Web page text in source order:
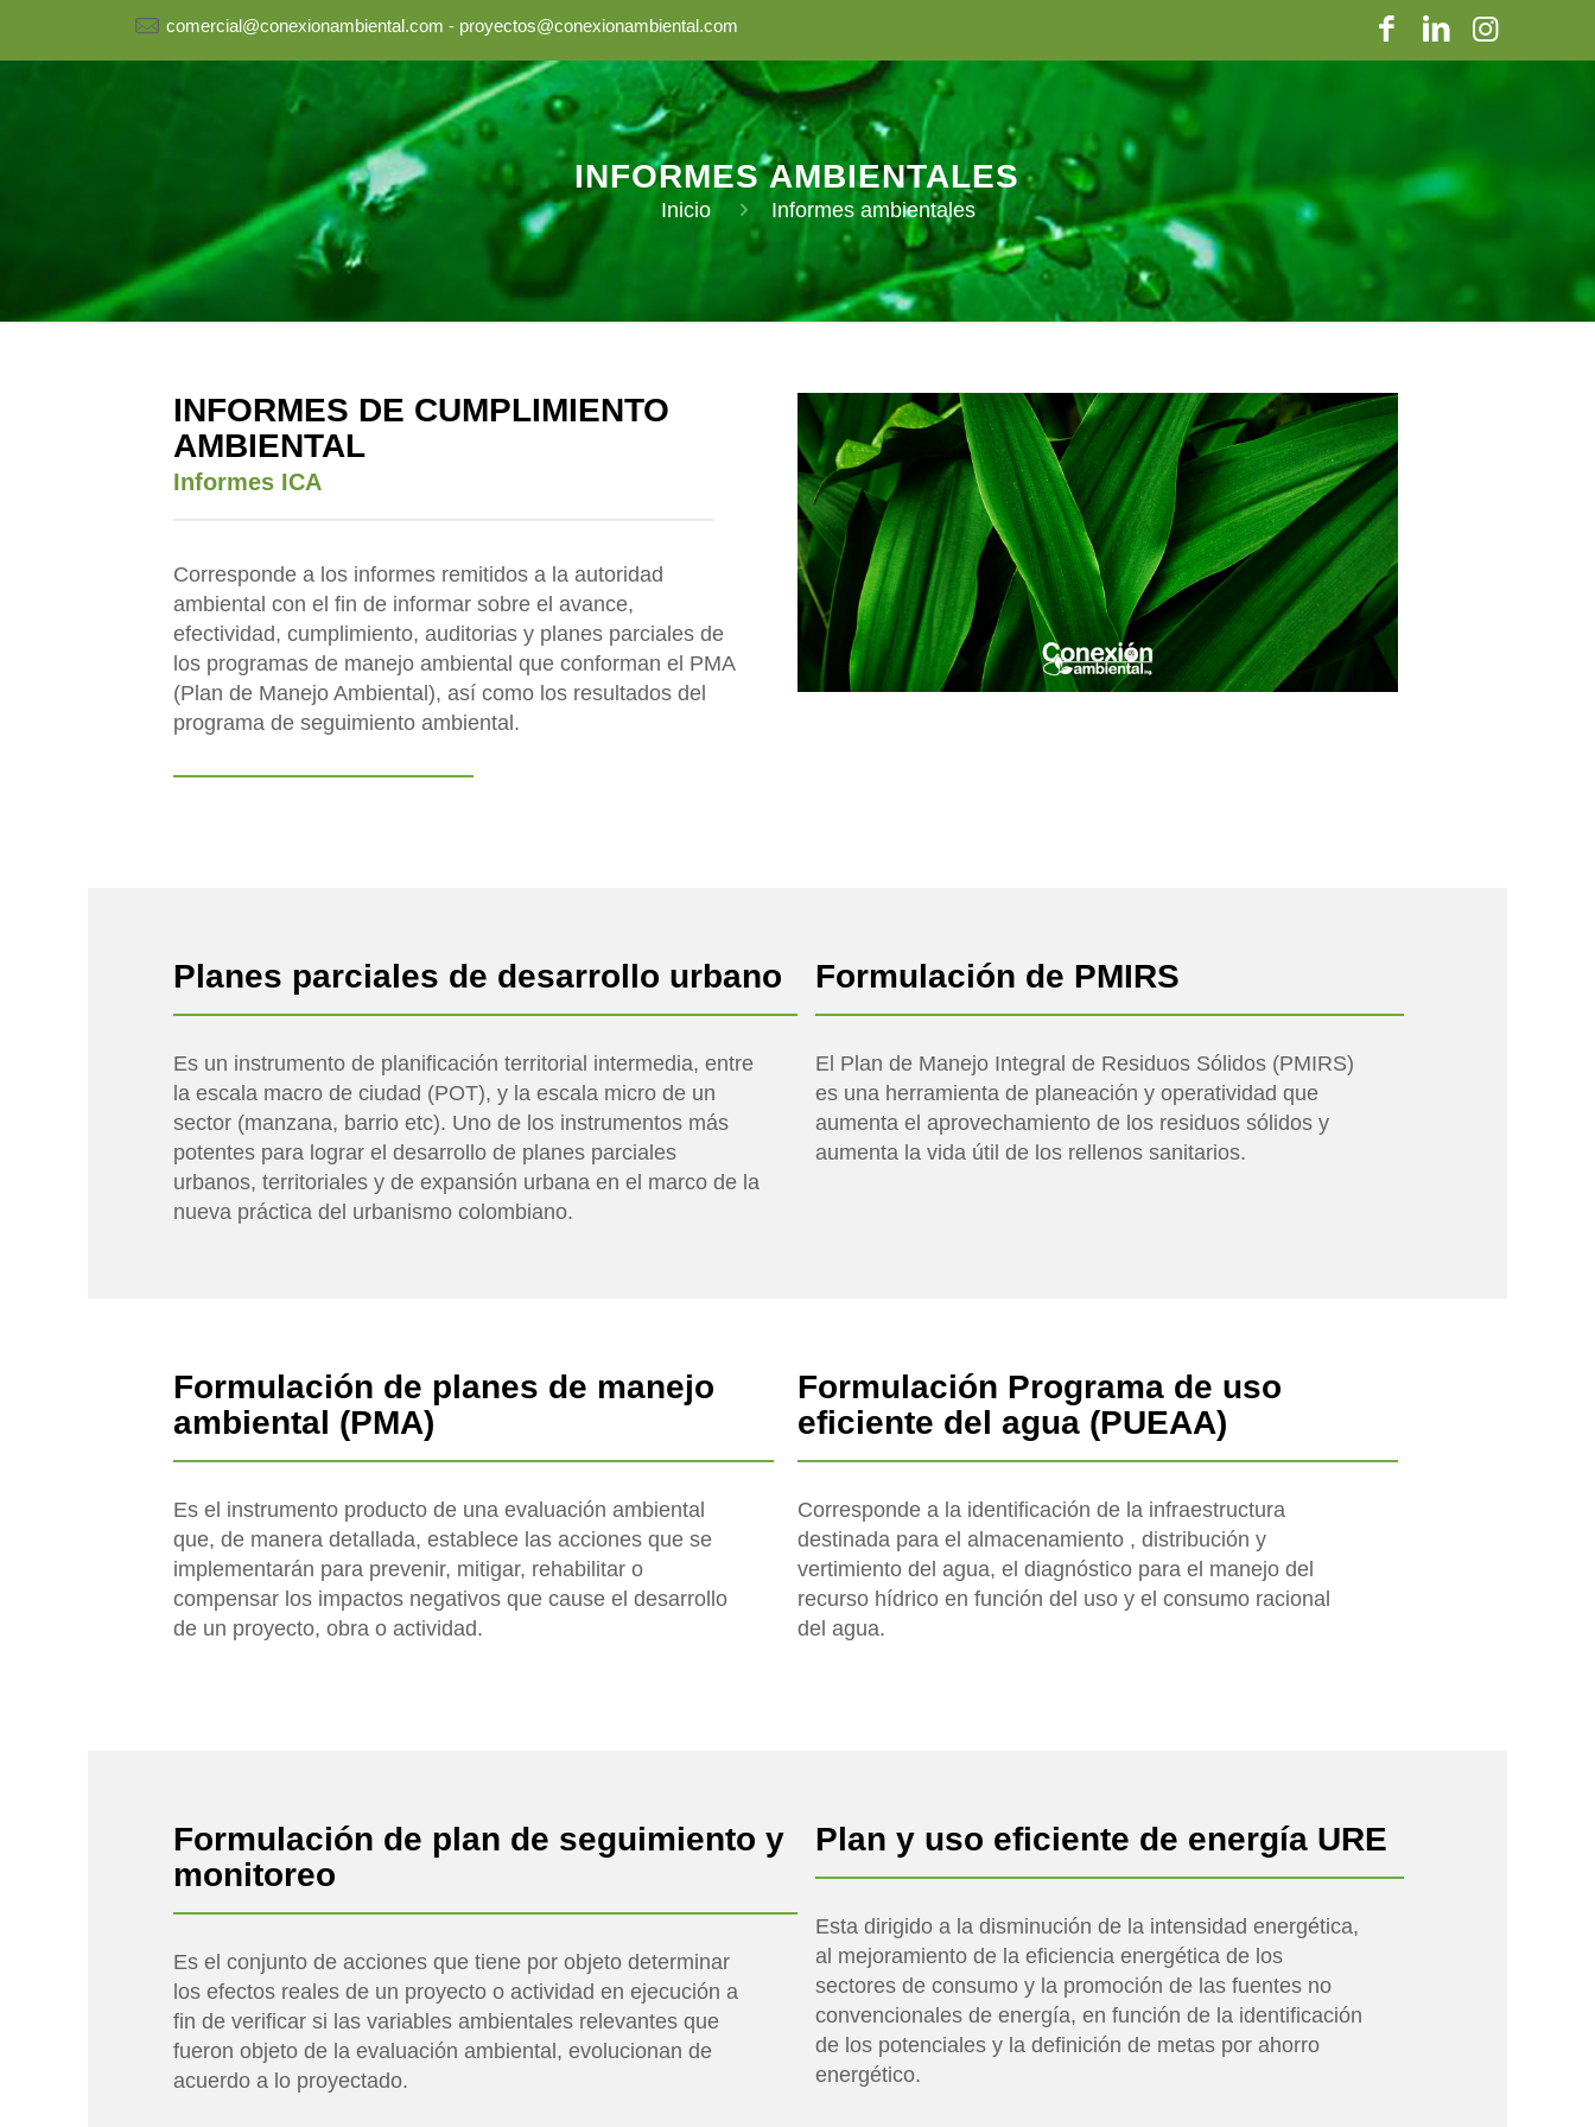
comercial@conexionambiental.com - proyectos@conexionambiental.com
INFORMES AMBIENTALES
Inicio Informes ambientales
INFORMES DE CUMPLIMIENTO
AMBIENTAL
Informes ICA
Corresponde a los informes remitidos a la autoridad
ambiental con el fin de informar sobre el avance,
efectividad, cumplimiento, auditorias y planes parciales de
los programas de manejo ambiental que conforman el PMA
(Plan de Manejo Ambiental), así como los resultados del
programa de seguimiento ambiental.
Planes parciales de desarrollo urbano
Es un instrumento de planificación territorial intermedia, entre
la escala macro de ciudad (POT), y la escala micro de un
sector (manzana, barrio etc). Uno de los instrumentos más
potentes para lograr el desarrollo de planes parciales
urbanos, territoriales y de expansión urbana en el marco de la
nueva práctica del urbanismo colombiano.
Formulación de PMIRS
El Plan de Manejo Integral de Residuos Sólidos (PMIRS)
es una herramienta de planeación y operatividad que
aumenta el aprovechamiento de los residuos sólidos y
aumenta la vida útil de los rellenos sanitarios.
Formulación de planes de manejo
ambiental (PMA)
Es el instrumento producto de una evaluación ambiental
que, de manera detallada, establece las acciones que se
implementarán para prevenir, mitigar, rehabilitar o
compensar los impactos negativos que cause el desarrollo
de un proyecto, obra o actividad.
Formulación Programa de uso
eficiente del agua (PUEAA)
Corresponde a la identificación de la infraestructura
destinada para el almacenamiento , distribución y
vertimiento del agua, el diagnóstico para el manejo del
recurso hídrico en función del uso y el consumo racional
del agua.
Formulación de plan de seguimiento y
monitoreo
Es el conjunto de acciones que tiene por objeto determinar
los efectos reales de un proyecto o actividad en ejecución a
fin de verificar si las variables ambientales relevantes que
fueron objeto de la evaluación ambiental, evolucionan de
acuerdo a lo proyectado.
Plan y uso eficiente de energía URE
Esta dirigido a la disminución de la intensidad energética,
al mejoramiento de la eficiencia energética de los
sectores de consumo y la promoción de las fuentes no
convencionales de energía, en función de la identificación
de los potenciales y la definición de metas por ahorro
energético.